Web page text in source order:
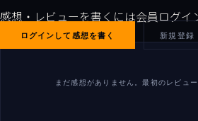
感想・レビューを書くには会員ログイ
ログインして感想を書く 新規登録
まだ感想がありません。最初のレビュ